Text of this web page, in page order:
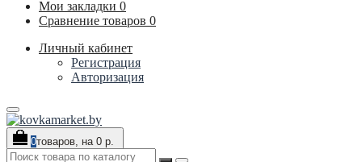
Мои закладки 0
Сравнение товаров 0
Личный кабинет
Регистрация
Авторизация
0товаров, на 0 р.